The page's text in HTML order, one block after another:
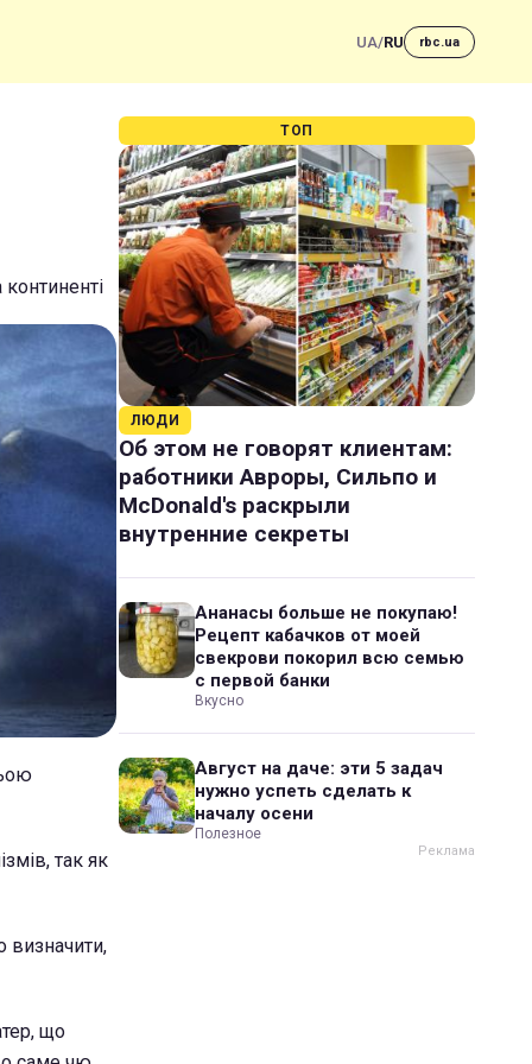
UA/RU rbc.ua
так як
визначити,
що
ТОП
ЛЮДИ
Об этом не говорят клиентам:
работники Авроры, Сильпо и
McDonald's раскрыли
внутренние секреты
Ананасы больше не покупаю!
Рецепт кабачков от моей
свекрови покорил всю семью
с первой банки
Вкусно
Август на даче: эти 5 задач
нужно успеть сделать к
началу осени
Полезное